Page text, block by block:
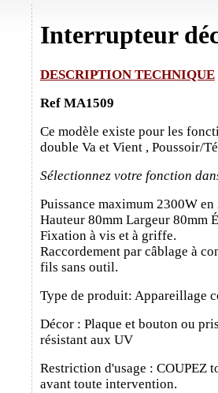
Interrupteur
DESCRIPTION TECHNIQUE
Ref MA1509
Ce modèle existe pour les
double Va et Vient , Poussoir/
Sélectionnez votre fonction
Puissance maximum 2300W
Hauteur 80mm Largeur 80mm
Fixation à vis et à griffe.
Raccordement par câblage à
fils sans outil.
Type de produit: Appareillage
Décor : Plaque et bouton ou
résistant aux UV
Restriction d'usage : COUPEZ
avant toute intervention.